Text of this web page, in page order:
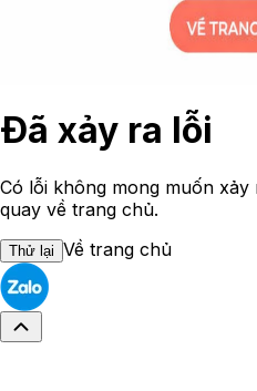
Đã xảy ra lỗi
Có lỗi không mong muốn
quay về trang chủ.
Thử lại Về trang chủ